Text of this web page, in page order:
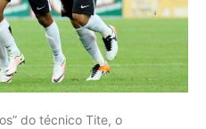
do técnico Tite, o